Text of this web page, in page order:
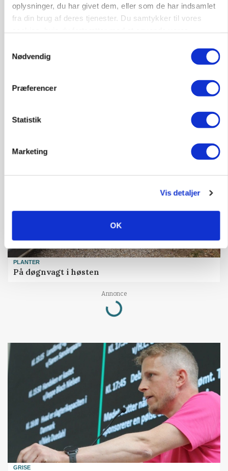
oplysninger, du har givet dem, eller som de har indsamlet
fra din brug af deres tjenester. Du samtykker til vores
Nødvendig
Præferencer
Statistik
Marketing
Vis detaljer
OK
Nye aktierekorder – og den brutale lektie fra et
24-årigt finansgeni
HØST-TOUR
PLANTER
På døgnvagt i høsten
Annonce
Loading...
GRISE